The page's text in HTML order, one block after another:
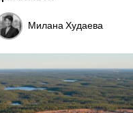
Милана Худаева